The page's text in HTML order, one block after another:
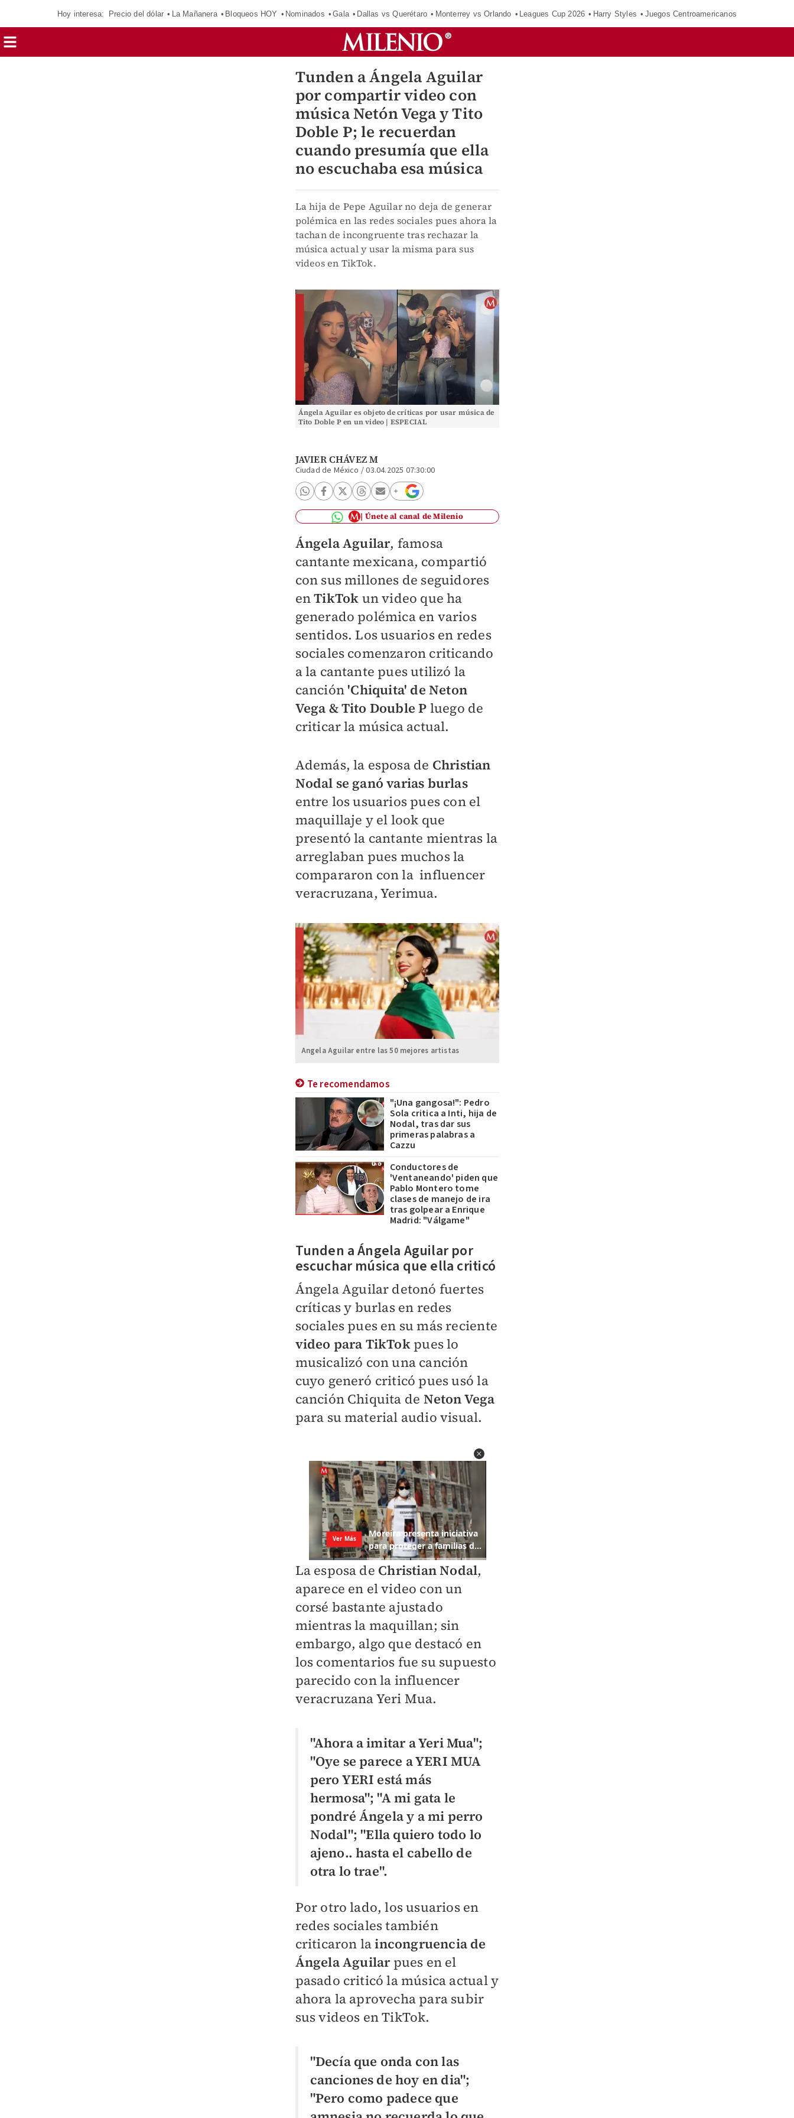
Hoy interesa: Precio del dólar La Mañanera Bloqueos HOY Nominados Gala Dallas vs Querétaro Monterrey vs Orlando Leagues Cup 2026 Harry Styles Juegos Centroamericanos
Tunden a Ángela Aguilar
por compartir video con
música Netón Vega y Tito
Doble P; le recuerdan
cuando presumía que ella
no escuchaba esa música
La hija de Pepe Aguilar no deja de generar
polémica en las redes sociales pues ahora la
tachan de incongruente tras rechazar la
música actual y usar la misma para sus
videos en TikTok.
Ángela Aguilar es objeto de críticas por usar música de
Tito Doble P en un video | ESPECIAL
JAVIER CHÁVEZ M
Ciudad de México /03.04.2025 07:30:00
Únete al canal de Milenio
Ángela Aguilar, famosa
cantante mexicana, compartió
con sus millones de seguidores
enTikTok un video que ha
generado polémica en varios
sentidos. Los usuarios en redes
sociales comenzaron criticando
a la cantante pues utilizó la
canción'Chiquita' de Neton
Vega & Tito Double P luego de
criticar la música actual.
Además, la esposa de Christian
Nodal se ganó varias burlas
entre los usuarios pues con el
maquillaje y el look que
presentó la cantante mientras la
arreglaban pues muchos la
compararon con la influencer
veracruzana, Yerimua.
Angela Aguilar entre las 50 mejores artistas
Te recomendamos
"¡Una gangosa!": Pedro
Sola critica a Inti, hija de
Nodal, tras dar sus
primeras palabras a
Cazzu
Conductores de
'Ventaneando' piden que
Pablo Montero tome
clases de manejo de ira
tras golpear a Enrique
Madrid: "Válgame"
Tunden a Ángela Aguilar por
escuchar música que ella criticó
Ángela Aguilar detonó fuertes
críticas y burlas en redes
sociales pues en su más reciente
video para TikTokpues lo
musicalizó con una canción
cuyo generó criticó pues usó la
canción Chiquita de Neton Vega
para su material audio visual.
La esposa de Christian Nodal,
aparece en el video con un
corsé bastante ajustado
mientras la maquillan; sin
embargo, algo que destacó en
los comentarios fue su supuesto
parecido con la influencer
veracruzana Yeri Mua.
"Ahora a imitar a Yeri Mua";
"Oye se parece a YERI MUA
pero YERI está más
hermosa"; "A mi gata le
pondré Ángela y a mi perro
Nodal"; "Ella quiero todo lo
ajeno.. hasta el cabello de
otra lo trae".
Por otro lado, los usuarios en
redes sociales también
criticaron laincongruencia de
Ángela Aguilar pues en el
pasado criticó la música actual y
ahora la aprovecha para subir
sus videos en TikTok.
"Decía que onda con las
canciones de hoy en dia";
"Pero como padece que